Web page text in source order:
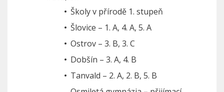
Školy v přírodě 1. stupeň
Šlovice – 1. A, 4. A, 5. A
Ostrov – 3. B, 3. C
Dobšín – 3. A, 4. B
Tanvald – 2. A, 2. B, 5. B